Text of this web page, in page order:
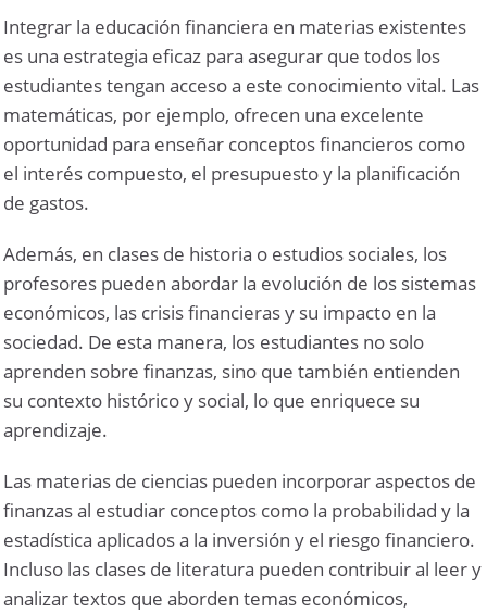
Integrar la educación financiera en materias existentes
es una estrategia eficaz para asegurar que todos los
estudiantes tengan acceso a este conocimiento vital. Las
matemáticas, por ejemplo, ofrecen una excelente
oportunidad para enseñar conceptos financieros como
el interés compuesto, el presupuesto y la planificación
de gastos.
Además, en clases de historia o estudios sociales, los
profesores pueden abordar la evolución de los sistemas
económicos, las crisis financieras y su impacto en la
sociedad. De esta manera, los estudiantes no solo
aprenden sobre finanzas, sino que también entienden
su contexto histórico y social, lo que enriquece su
aprendizaje.
Las materias de ciencias pueden incorporar aspectos de
finanzas al estudiar conceptos como la probabilidad y la
estadística aplicados a la inversión y el riesgo financiero.
Incluso las clases de literatura pueden contribuir al leer y
analizar textos que aborden temas económicos,